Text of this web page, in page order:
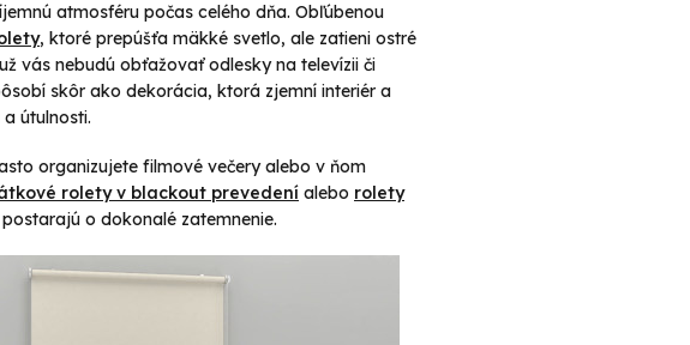
atmosféru počas celého dňa. Obľúbenou
, ktoré prepúšťa mäkké svetlo, ale zatieni ostré
vás nebudú obťažovať odlesky na televízii či
skôr ako dekorácia, ktorá zjemní interiér a
útulnosti.
organizujete filmové večery alebo v ňom
rolety v blackout prevedení alebo rolety
o dokonalé zatemnenie.